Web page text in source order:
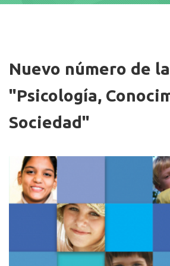
Nuevo número de
"Psicología,
Sociedad"